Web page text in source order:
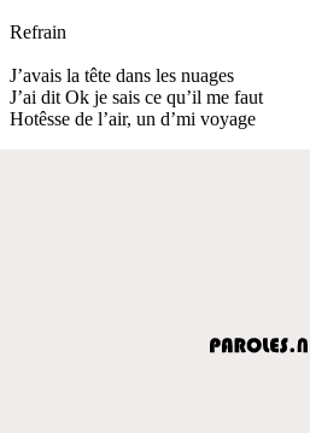
Refrain
J’avais la tête dans les nuages
J’ai dit Ok je sais ce qu’il me faut
Hotêsse de l’air, un d’mi voyage